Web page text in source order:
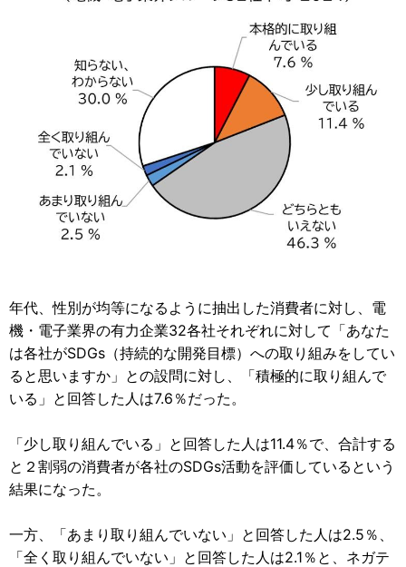
年代、性別が均等になるように抽出した消費者に対し、電
機・電子業界の有力企業32各社それぞれに対して「あなた
は各社がSDGs（持続的な開発目標）への取り組みをしてい
ると思いますか」との設問に対し、「積極的に取り組んで
いる」と回答した人は7.6％だった。
「少し取り組んでいる」と回答した人は11.4％で、合計する
と２割弱の消費者が各社のSDGs活動を評価しているという
結果になった。
一方、「あまり取り組んでいない」と回答した人は2.5％、
「全く取り組んでいない」と回答した人は2.1％と、ネガテ